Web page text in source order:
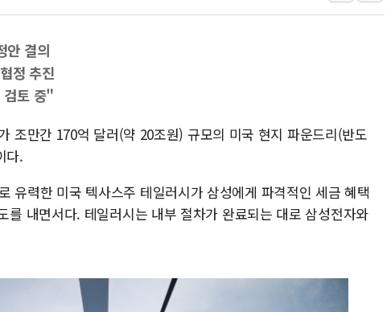
'찜통더위'에 전력수요 역대 최고치 경신…한
태국 학교서 중학생 총기 난사...최소 7명 사망
40.2도 찍은 서울 등 폭염중대경보 해제…
"文정부 악몽 재현 안돼"...李 부동산 세제
안 결의
정 추진
검토 중"
조만간 170억 달러(약 20조원) 규모의 미국 현지 파운드리(반도
다.
유력한 미국 텍사스주 테일러시가 삼성에게 파격적인 세금 혜택
를 내면서다. 테일러시는 내부 절차가 완료되는 대로 삼성전자와